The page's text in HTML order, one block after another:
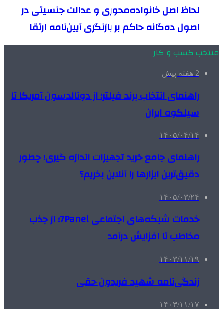
لحاظ اصل خانواده‌محوری و عدالت جنسیتی در
اصول ده‌گانه حاکم بر بازنگری آیین‌نامه ارتقا
منتخب کسب و کار
2 هفته پیش
راهنمای انتخاب برند فیلتر؛ از دونالدسون آمریکا تا
سیلکوه ایران
۱۴۰۵/۰۴/۱۴
راهنمای جامع خرید تجهیزات اندازه گیری؛ چطور
دقیق‌ترین ابزارها را آنلاین بخریم؟
۱۴۰۵/۰۳/۲۴
خدمات شبکه‌های اجتماعی 7Panel؛ از جذب
مخاطب تا افزایش درآمد
۱۴۰۳/۱۱/۱۹
زندگی‌نامه شهید فریدون حقی
۱۴۰۳/۱۱/۱۷